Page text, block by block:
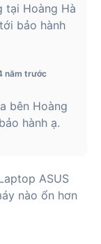
pin Lithium-ion
gian sử dụng
với đối tượng
được bán ra tại
tại Hoàng Hà
bảo hành
năm trước
bên Hoàng
hành ạ.
ASUS
nào ổn hơn